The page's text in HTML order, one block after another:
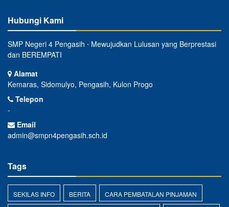
Hubungi Kami
SMP Negeri 4 Pengasih ⋅ Mewujudkan Lulusan yang Berprestasi
dan BEREMPATI
Alamat
Kemaras, Sidomulyo, Pengasih, Kulon Progo
Telepon
-
Email
admin@smpn4pengasih.sch.id
Tags
SEKILAS INFO BERITA CARA PEMBATALAN PINJAMAN